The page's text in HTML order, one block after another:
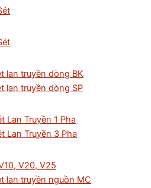
lan truyền dòng BK
lan truyền dòng SP
Lan Truyền 1 Pha
Lan Truyền 3 Pha
V20, V25
lan truyền nguồn MC